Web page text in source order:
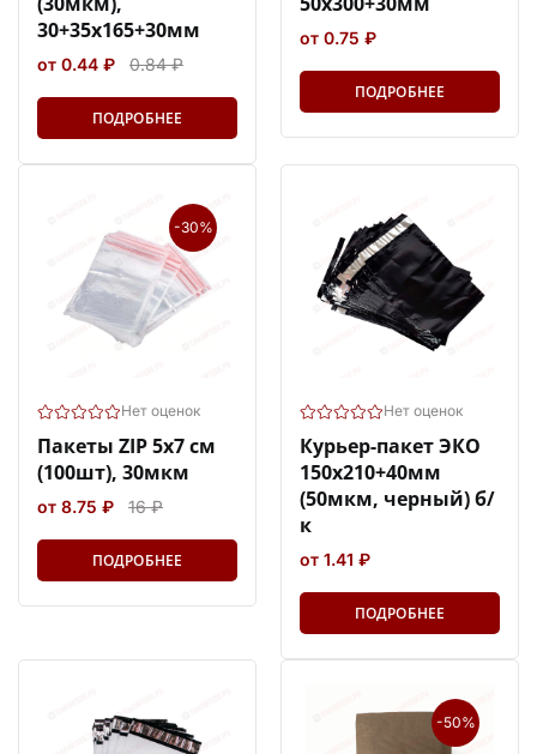
30+35х165+30мм
от 0.44 ₽ 0.84 ₽
ПОДРОБНЕЕ
от 0.75 ₽
ПОДРОБНЕЕ
-30%
Нет оценок
Пакеты ZIP 5х7 см
(100шт), 30мкм
от 8.75 ₽ 16 ₽
ПОДРОБНЕЕ
Нет оценок
Курьер-пакет ЭКО
150х210+40мм
(50мкм, черный) б/
к
от 1.41 ₽
ПОДРОБНЕЕ
-50%